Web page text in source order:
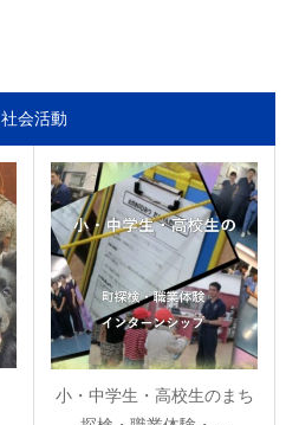
社会活動
小・中学生・高校生のまち